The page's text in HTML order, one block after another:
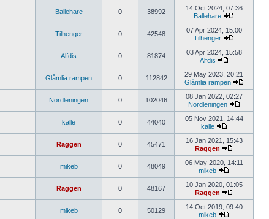
Ballehare 0 38992
14 Oct 2024, 07:36
Ballehare
Tilhenger 0 42548
07 Apr 2024, 15:00
Tilhenger
Alfdis 0 81874
03 Apr 2024, 15:58
Alfdis
Glåmlia rampen 0 112842
29 May 2023, 20:21
Glåmlia rampen
Nordleningen 0 102046
08 Jan 2022, 02:27
Nordleningen
kalle 0 44040
05 Nov 2021, 14:44
kalle
Raggen 0 45471
16 Jan 2021, 15:43
Raggen
mikeb 0 48049
06 May 2020, 14:11
mikeb
Raggen 0 48167
10 Jan 2020, 01:05
Raggen
mikeb 0 50129
14 Oct 2019, 09:40
mikeb